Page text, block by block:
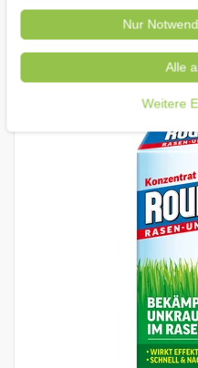
Nur
Alle
Weitere